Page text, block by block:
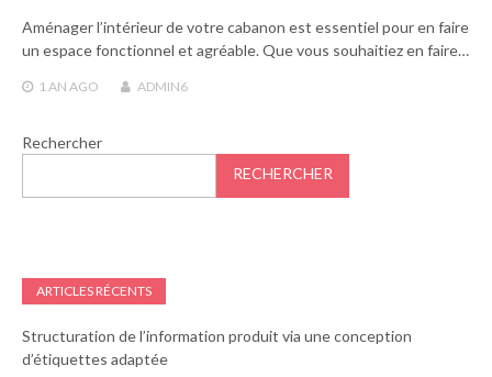
Aménager l’intérieur de votre cabanon est essentiel pour en faire
un espace fonctionnel et agréable. Que vous souhaitiez en faire…
1 AN AGO ADMIN6
Rechercher
RECHERCHER
ARTICLES RÉCENTS
Structuration de l’information produit via une conception
d’étiquettes adaptée